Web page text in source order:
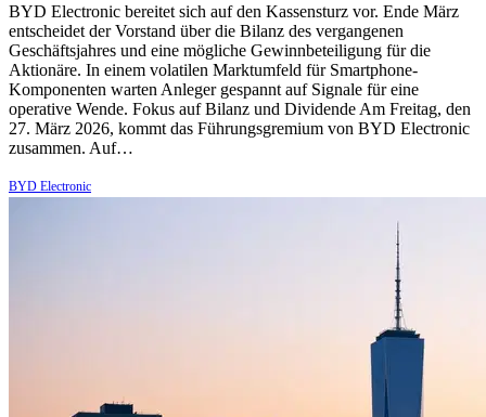
BYD Electronic bereitet sich auf den Kassensturz vor. Ende März
entscheidet der Vorstand über die Bilanz des vergangenen
Geschäftsjahres und eine mögliche Gewinnbeteiligung für die
Aktionäre. In einem volatilen Marktumfeld für Smartphone-
Komponenten warten Anleger gespannt auf Signale für eine
operative Wende. Fokus auf Bilanz und Dividende Am Freitag, den
27. März 2026, kommt das Führungsgremium von BYD Electronic
zusammen. Auf…
BYD Electronic